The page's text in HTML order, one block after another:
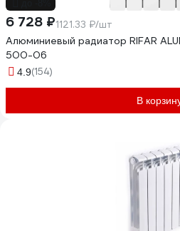
6 728 ₽1121.33 ₽/шт
Алюминиевый радиатор RIFAR
500-06
4.9(154)
В